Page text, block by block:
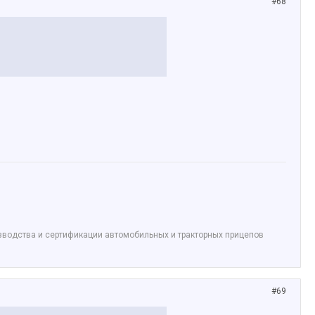
и сертификации автомобильных и тракторных прицепов
#69